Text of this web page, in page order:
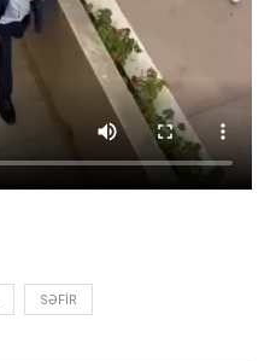
SƏFIR